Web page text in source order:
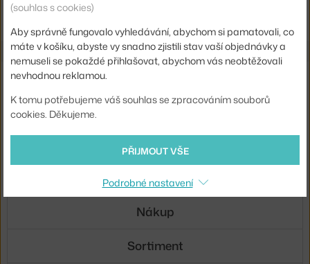
Shopping from the EU? Switch to
(souhlas s cookies)
Aby správně fungovalo vyhledávání, abychom si pamatovali, co
máte v košíku, abyste vy snadno zjistili stav vaší objednávky a
nemuseli se pokaždé přihlašovat, abychom vás neobtěžovali
nevhodnou reklamou.
K tomu potřebujeme váš souhlas se zpracováním souborů
cookies. Děkujeme.
PŘIJMOUT VŠE
Podrobné nastavení
Novinky e-mailem
Přihlášením souhlasíte sezpracováním osobních údajů.
O nás
Nákup
Sortiment